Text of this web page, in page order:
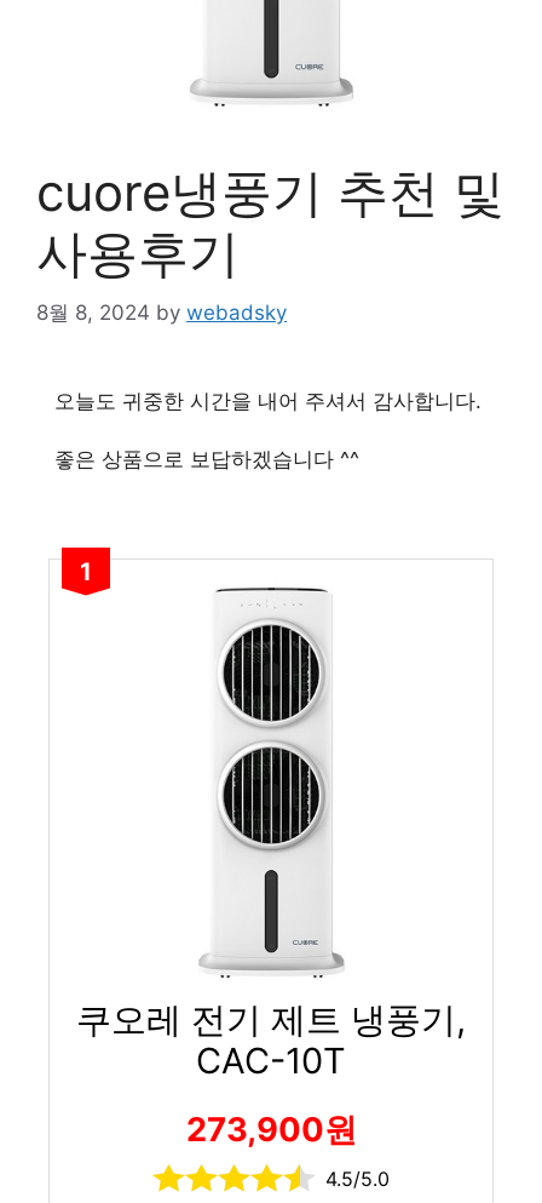
cuore냉풍기 추천 및
사용후기
8월 8, 2024 by webadsky
오늘도 귀중한 시간을 내어 주셔서 감사합니다.
좋은 상품으로 보답하겠습니다 ^^
1
쿠오레 전기 제트 냉풍기,
CAC-10T
273,900원
4.5/5.0